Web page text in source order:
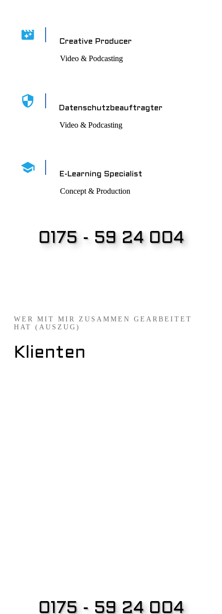
Creative Producer
Video & Podcasting
Datenschutzbeauftragter
Video & Podcasting
E-Learning Specialist
Concept & Production
0175 - 59 24 004
WER MIT MIR ZUSAMMEN GEARBEITET
HAT (AUSZUG)
Klienten
0175 - 59 24 004